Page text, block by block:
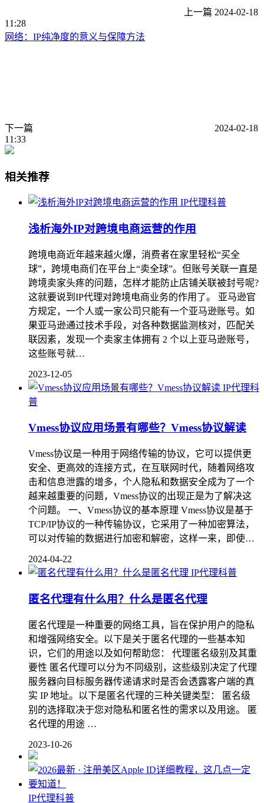
上一篇 2024-02-18
11:28
网络：IP纯净度的意义与保障方法
下一篇
2024-02-18
11:33
相关推荐
IP代理科普
浅析海外IP对跨境电商运营的作用
跨境电商近年越来越火爆，消费者在家里轻松“买全
球”，跨境电商们在平台上“卖全球”。但账号关联一直是
跨境卖家头疼的问题，怎样才能防止店铺关联被封号呢?
这就要说到IP代理对跨境电商业务的作用了。 亚马逊官
方规定，一个人或一家公司只能有一个亚马逊账号。如
果亚马逊通过技术手段，对各种数据监测核对，匹配关
联因素，发现一个卖家主体拥有 2 个以上亚马逊账号，
这些账号就…
2023-12-05
IP代理科
普
Vmess协议应用场景有哪些？Vmess协议解读
Vmess协议是一种用于网络传输的协议，它可以提供更
安全、更高效的连接方式，在互联网时代，随着网络攻
击和信息泄露的增多，个人隐私和数据安全成为了一个
越来越重要的问题，Vmess协议的出现正是为了解决这
个问题。 一、Vmess协议的基本原理 Vmess协议是基于
TCP/IP协议的一种传输协议，它采用了一种加密算法，
可以对传输的数据进行加密和解密，这样一来，即使…
2024-04-22
IP代理科普
匿名代理有什么用？什么是匿名代理
匿名代理是一种重要的网络工具，旨在保护用户的隐私
和增强网络安全。以下是关于匿名代理的一些基本知
识，它们的用途以及如何帮助您： 代理匿名级别及其重
要性 匿名代理可以分为不同级别，这些级别决定了代理
服务器向目标服务器传递请求时是否会透露客户端的真
实 IP 地址。以下是匿名代理的三种关键类型： 匿名级
别的选择取决于您对隐私和匿名性的需求以及用途。 匿
名代理的用途 …
2023-10-26
IP代理科普